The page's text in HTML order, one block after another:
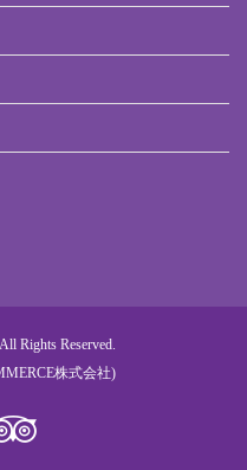
Rights Reserved.
株式会社)